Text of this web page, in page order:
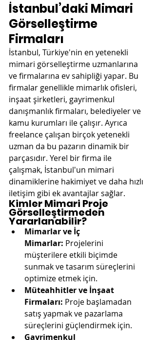
İstanbul’daki Mimari
Görselleştirme
Firmaları
İstanbul, Türkiye'nin en yetenekli
mimari görselleştirme uzmanlarına
ve firmalarına ev sahipliği yapar. Bu
firmalar genellikle mimarlık ofisleri,
inşaat şirketleri, gayrimenkul
danışmanlık firmaları, belediyeler ve
kamu kurumları ile çalışır. Ayrıca
freelance çalışan birçok yetenekli
uzman da bu pazarın dinamik bir
parçasıdır. Yerel bir firma ile
çalışmak, İstanbul'un mimari
dinamiklerine hakimiyet ve daha hızlı
iletişim gibi ek avantajlar sağlar.
Kimler Mimari Proje
Görselleştirmeden
Yararlanabilir?
Mimarlar ve İç
Mimarlar: Projelerini
müşterilere etkili biçimde
sunmak ve tasarım süreçlerini
optimize etmek için.
Müteahhitler ve İnşaat
Firmaları: Proje başlamadan
satış yapmak ve pazarlama
süreçlerini güçlendirmek için.
Gayrimenkul